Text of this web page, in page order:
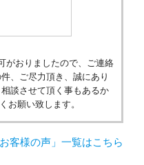
がおりましたので、ご連絡
、ご尽力頂き、誠にあり
談させて頂く事もあるか
お願い致します。
お客様の声」一覧はこちら